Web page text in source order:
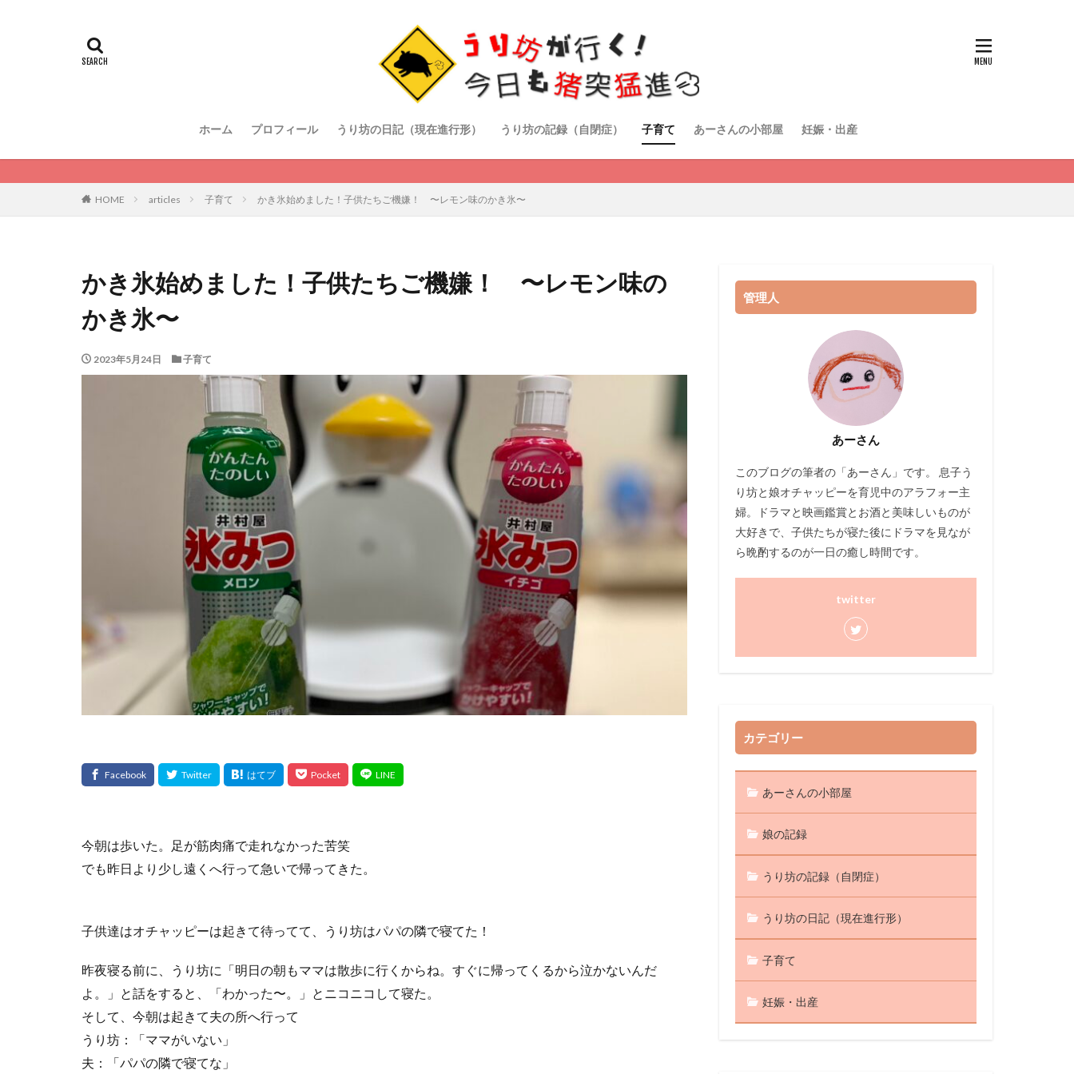
ホーム プロフィール うり坊の日記（現在進行形） うり坊の記録（自閉症） 子育て あーさんの小部屋 妊娠・出産
HOME articles 子育て かき氷始めました！子供たちご機嫌！ 〜レモン味のかき氷〜
かき氷始めました！子供たちご機嫌！ 〜レモン味の
かき氷〜
2023年5月24日 子育て
今朝は歩いた。足が筋肉痛で走れなかった苦笑
でも昨日より少し遠くへ行って急いで帰ってきた。
子供達はオチャッピーは起きて待ってて、うり坊はパパの隣で寝てた！
昨夜寝る前に、うり坊に「明日の朝もママは散歩に行くからね。すぐに帰ってくるから泣かないんだ
よ。」と話をすると、「わかった〜。」とニコニコして寝た。
そして、今朝は起きて夫の所へ行って
うり坊：「ママがいない」
夫：「パパの隣で寝てな」
管理人
あーさん
このブログの筆者の「あーさん」です。 息子う
り坊と娘オチャッピーを育児中のアラフォー主
婦。ドラマと映画鑑賞とお酒と美味しいものが
大好きで、子供たちが寝た後にドラマを見なが
ら晩酌するのが一日の癒し時間です。
twitter
カテゴリー
あーさんの小部屋
娘の記録
うり坊の記録（自閉症）
うり坊の日記（現在進行形）
子育て
妊娠・出産